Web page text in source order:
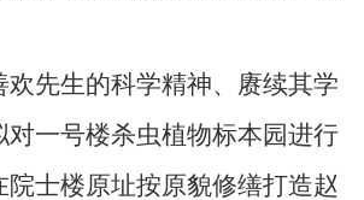
欢先生的科学精神、赓续其学
对一号楼杀虫植物标本园进行
院士楼原址按原貌修缮打造赵